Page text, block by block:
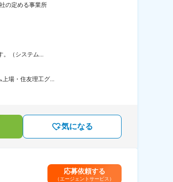
の定める事業所
。（システム...
場・住友理工グ...
気になる
応募依頼する
（エージェントサービス）